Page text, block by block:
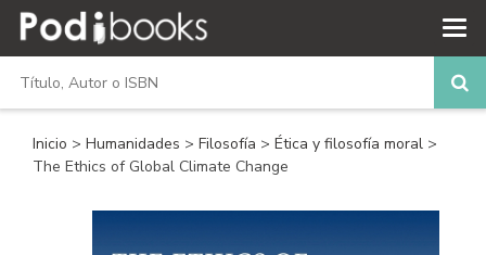
Inicio > Humanidades > Filosofía > Ética y filosofía moral >
The Ethics of Global Climate Change